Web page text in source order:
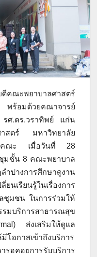
ณะพยาบาลศาสตร์
ร้อมด้วยคณาจารย์
ศ.ดร.วราทิพย์ แก่น
สตร์ มหาวิทยาลัย
คณะ เมื่อวันที่ 28
มชั้น 8 คณะพยาบาล
ำปางการศึกษาดูงาน
เรียนรู้ในเรื่องการ
ชุมชน ในการร่วมให้
รมบริการสาธารณสุข
ส่งเสริมให้ดูแล
โอกาสเข้าถึงบริการ
รอคอยการรับบริการ